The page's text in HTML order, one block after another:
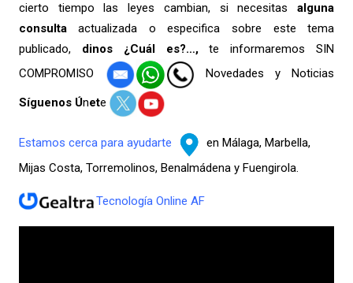
cierto tiempo las leyes cambian, si necesitas alguna
consultaactualizada o especifica sobre este tema
publicado, dinos ¿Cuál es?…,te informaremos SIN
COMPROMISO
Novedades y Noticias
Síguenos Únete
Estamos cerca para ayudarte
en Málaga, Marbella,
Mijas Costa, Torremolinos, Benalmádena y Fuengirola.
Tecnología Online AF